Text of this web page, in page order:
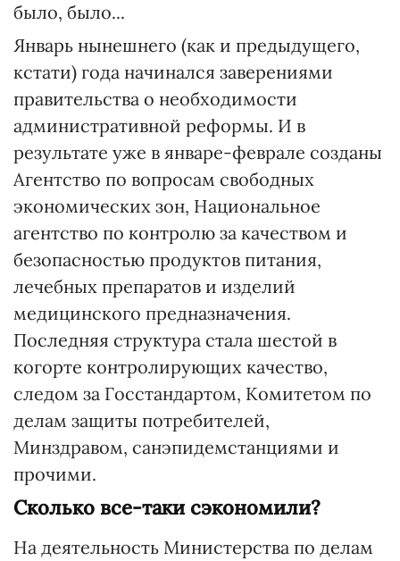
было, было...
Январь нынешнего (как и предыдущего,
кстати) года начинался заверениями
правительства о необходимости
административной реформы. И в
результате уже в январе-феврале созданы
Агентство по вопросам свободных
экономических зон, Национальное
агентство по контролю за качеством и
безопасностью продуктов питания,
лечебных препаратов и изделий
медицинского предназначения.
Последняя структура стала шестой в
когорте контролирующих качество,
следом за Госстандартом, Комитетом по
делам защиты потребителей,
Минздравом, санэпидемстанциями и
прочими.
Сколько все-таки сэкономили?
На деятельность Министерства по делам